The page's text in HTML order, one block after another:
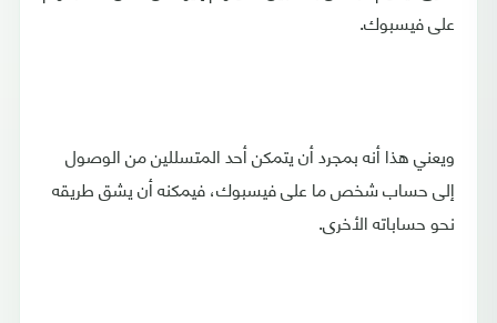
على فيسبوك.
ويعني هذا أنه بمجرد أن يتمكن أحد المتسللين من الوصول
إلى حساب شخص ما على فيسبوك، فيمكنه أن يشق طريقه
نحو حساباته الأخرى.